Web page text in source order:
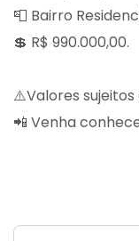
📮 Bairro
💲 R$ 990.000,00.
⚠️Valores
📲 Venha